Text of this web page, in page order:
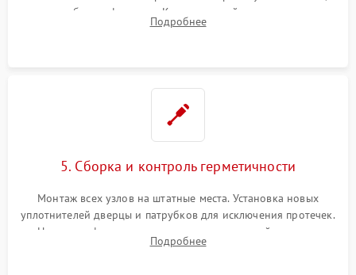
патрубках и фильтрах. Компонентный ремонт платы
управления, восстановление поврежденной проводки.
Подробнее
5. Сборка и контроль герметичности
Монтаж всех узлов на штатные места. Установка новых
уплотнителей дверцы и патрубков для исключения протечек.
Надежная фиксация хомутов гидравлической системы,
сборка корпуса и установка датчика поплавка.
Подробнее